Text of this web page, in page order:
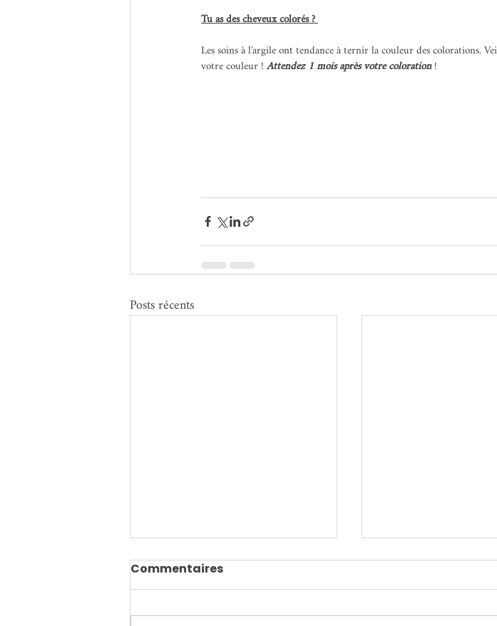
Tu as des cheveux colorés ?
Les soins à l'argile ont tendance à ternir la couleur des colorations.
votre couleur ! Attendez 1 mois après votre coloration !
Posts récents
Commentaires